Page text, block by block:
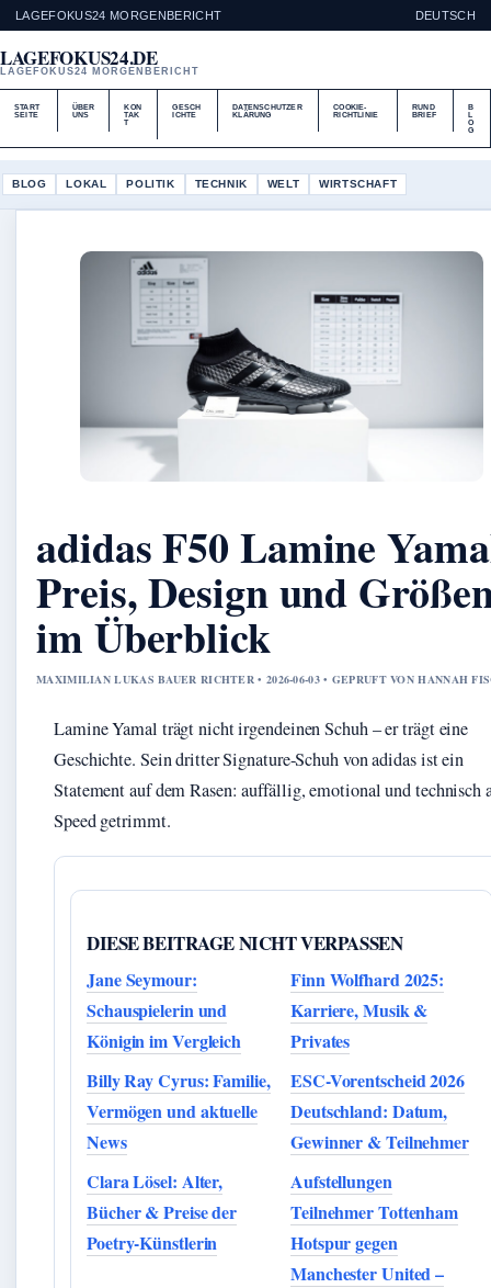
LAGEFOKUS24 MORGENBERICHT DEUTSCH
LAGEFOKUS24.DE
LAGEFOKUS24 MORGENBERICHT
START
SEITE
ÜBER
UNS
KON
TAK
T
GESCH
ICHTE
DATENSCHUTZER
KLÄRUNG
COOKIE-
RICHTLINIE
RUND
BRIEF
B
O
G
BLOG LOKAL POLITIK TECHNIK WELT WIRTSCHAFT
adidas F50 Lamine
Preis, Design und
im Überblick
MAXIMILIAN LUKAS BAUER RICHTER • 2026-06-03 • GEPRUFT VON HANNAH
Lamine Yamal trägt nicht irgendeinen Schuh – er trägt eine
Geschichte. Sein dritter Signature-Schuh von adidas ist ein
Statement auf dem Rasen: auffällig, emotional und technisch
Speed getrimmt.
DIESE BEITRAGE NICHT VERPASSEN
Jane Seymour:
Schauspielerin und
Königin im Vergleich
Finn Wolfhard 2025:
Karriere, Musik &
Privates
Billy Ray Cyrus: Familie,
Vermögen und aktuelle
News
ESC-Vorentscheid 2026
Deutschland: Datum,
Gewinner & Teilnehmer
Clara Lösel: Alter,
Bücher & Preise der
Poetry-Künstlerin
Aufstellungen
Teilnehmer Tottenham
Hotspur gegen
Manchester United –